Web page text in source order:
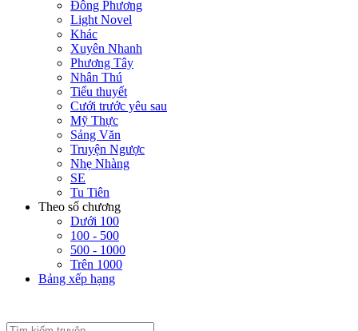
Đông Phương
Light Novel
Khác
Xuyên Nhanh
Phương Tây
Nhân Thú
Tiểu thuyết
Cưới trước yêu sau
Mỹ Thực
Sảng Văn
Truyện Ngược
Nhẹ Nhàng
SE
Tu Tiên
Theo số chương
Dưới 100
100 - 500
500 - 1000
Trên 1000
Bảng xếp hạng